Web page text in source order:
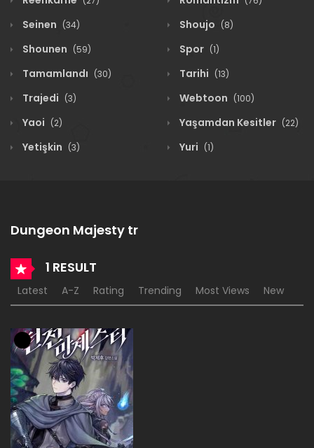
Seinen (34) Shoujo (8)
Shounen (59) Spor (1)
Tamamlandı (30) Tarihi (13)
Trajedi (3) Webtoon (100)
Yaoi (2) Yaşamdan Kesitler (22)
Yetişkin (3) Yuri (1)
Dungeon Majesty tr
1 RESULT
Latest A-Z Rating Trending Most Views New